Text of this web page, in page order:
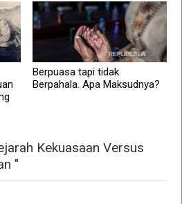
Berpuasa tapi tidak
Berpahala. Apa Maksudnya?
Kekuasaan Versus
"